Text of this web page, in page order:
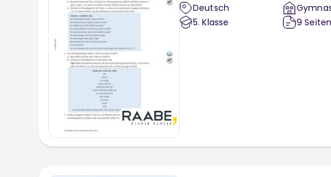
Deutsch
5. Klasse
9 Seiten